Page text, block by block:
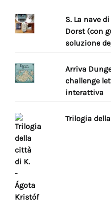
S. La nave
Dorst (con
soluzione
Arriva
challenge
interattiva
Trilogia